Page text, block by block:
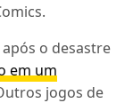
o desastre
em um
jogos de